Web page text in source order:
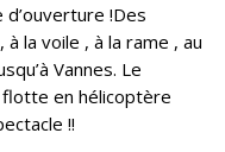
!Des
la voile , à la rame , au
Vannes. Le
flotte en hélicoptère
!!